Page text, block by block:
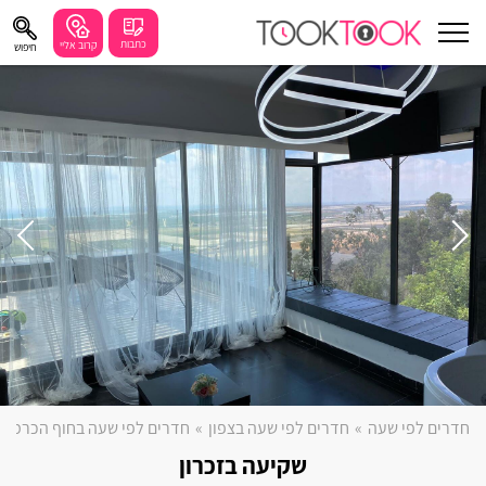
קרוב אליי חיפוש כתבות
חיפושים מומלצים
נתניה
תל אביב
בת ים
שזור
בורגתה
חדרים לפי שעה » חדרים לפי שעה בצפון » חדרים לפי שעה בחוף הכרמל
שקיעה בזכרון